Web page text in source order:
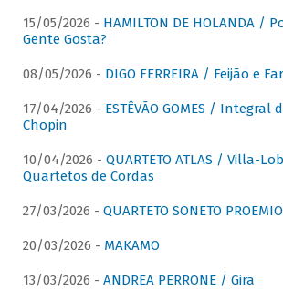
15/05/2026 - HAMILTON DE HOLANDA /
Gente Gosta?
08/05/2026 - DIGO FERREIRA / Feijão e
17/04/2026 - ESTÊVÃO GOMES / Integral
Chopin
10/04/2026 - QUARTETO ATLAS / Villa-
Quartetos de Cordas
27/03/2026 - QUARTETO SONETO PROEMIO
20/03/2026 - MAKAMO
13/03/2026 - ANDREA PERRONE / Gira